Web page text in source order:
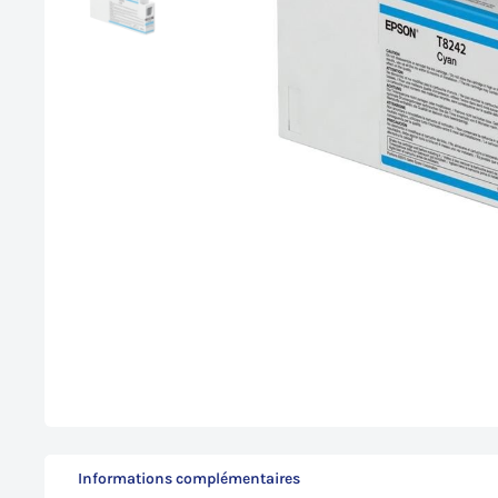
Informations complémentaires